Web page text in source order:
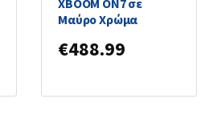
XBOOM ON7 σε
Μαύρο Χρώμα
€488.99